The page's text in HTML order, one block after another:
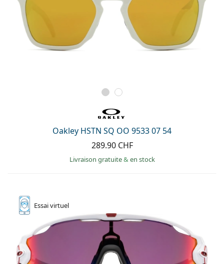
Oakley HSTN SQ OO 9533 07 54
289.90 CHF
Livraison gratuite& en stock
Essaivirtuel